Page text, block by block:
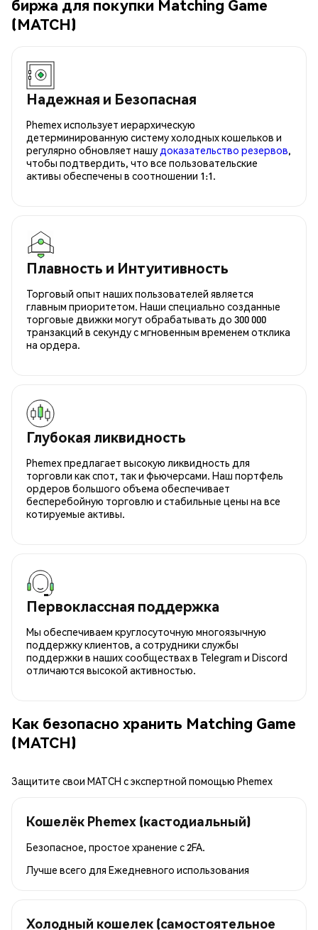
биржа для покупки Matching Game
(MATCH)
Надежная и Безопасная
Phemex использует иерархическую
детерминированную систему холодных кошельков и
регулярно обновляет нашу доказательство резервов,
чтобы подтвердить, что все пользовательские
активы обеспечены в соотношении 1:1.
Плавность и Интуитивность
Торговый опыт наших пользователей является
главным приоритетом. Наши специально созданные
торговые движки могут обрабатывать до 300 000
транзакций в секунду с мгновенным временем отклика
на ордера.
Глубокая ликвидность
Phemex предлагает высокую ликвидность для
торговли как спот, так и фьючерсами. Наш портфель
ордеров большого объема обеспечивает
бесперебойную торговлю и стабильные цены на все
котируемые активы.
Первоклассная поддержка
Мы обеспечиваем круглосуточную многоязычную
поддержку клиентов, а сотрудники службы
поддержки в наших сообществах в Telegram и Discord
отличаются высокой активностью.
Как безопасно хранить Matching Game
(MATCH)
Защитите свои MATCH с экспертной помощью Phemex
Кошелёк Phemex (кастодиальный)
Безопасное, простое хранение с 2FA.
Лучше всего для Ежедневного использования
Холодный кошелек (самостоятельное